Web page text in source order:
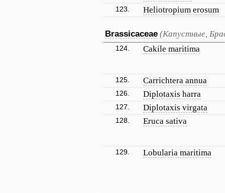
123. Heliotropium erosum
Brassicaceae (Капустные,
124. Cakile maritima
125. Carrichtera annua
126. Diplotaxis harra
127. Diplotaxis virgata
128. Eruca sativa
129. Lobularia maritima